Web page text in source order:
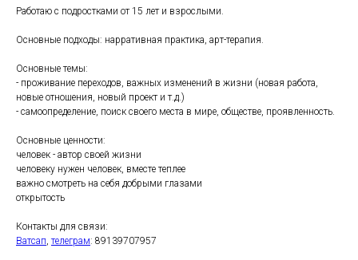
Работаю с подростками от 15 лет и взрослыми.
Основные подходы: нарративная практика, арт-терапия.
Основные темы:
- проживание переходов, важных изменений в жизни (новая работа,
новые отношения, новый проект и т.д.)
- самоопределение, поиск своего места в мире, обществе, проявленность.
Основные ценности:
человек - автор своей жизни
человеку нужен человек, вместе теплее
важно смотреть на себя добрыми глазами
открытость
Контакты для связи:
Ватсап, телеграм: 89139707957